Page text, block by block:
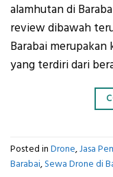
alamhutan di
review dibawah
Barabai merupakan
yang terdiri dari
Posted in Drone,Jasa
Barabai,Sewa Drone di